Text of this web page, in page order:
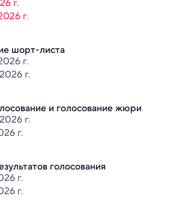
г.
г.
г.
шорт-листа
г.
г.
и голосование жюри
г.
г.
голосования